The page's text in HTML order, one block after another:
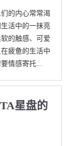
的内心常常渴
活中的一抹亮
的触感、可爱
疲惫的生活中
情感寄托...
星盘的